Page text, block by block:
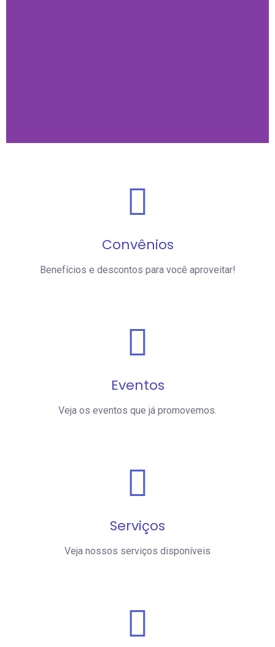
Convênios
Benefícios e descontos para você aproveitar!
Eventos
Veja os eventos que já promovemos.
Serviços
Veja nossos serviços disponíveis